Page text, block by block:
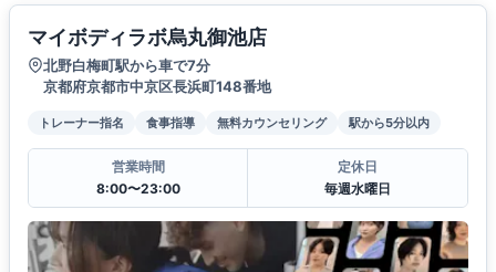
マイボディラボ烏丸御池店
北野白梅町駅から車で7分
京都府京都市中京区長浜町148番地
トレーナー指名 食事指導 無料カウンセリング 駅から5分以内
営業時間
8:00〜23:00
定休日
毎週水曜日